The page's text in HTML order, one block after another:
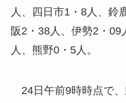
人、四日市1・8人、鈴
阪2・38人、伊勢2・
人、熊野0・5人。
24日午前9時時点で